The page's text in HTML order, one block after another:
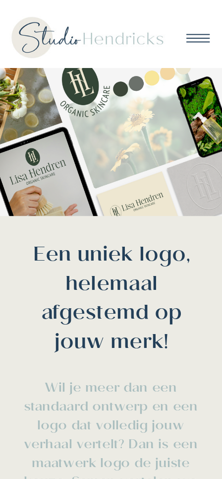
Een uniek logo,
helemaal
afgestemd op
jouw merk!
Wil je meer dan een
standaard ontwerp en een
logo dat volledig jouw
verhaal vertelt? Dan is een
maatwerk logo de juiste